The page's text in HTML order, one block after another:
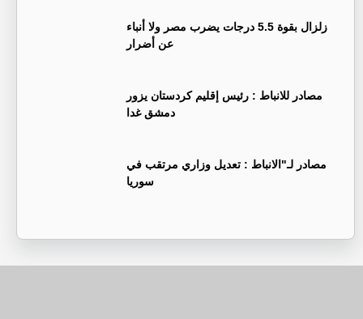
زلزال بقوة 5.5 درجات يضرب مصر ولا أنباء
عن أضرار
‏مصادر للانباط : رئيس إقليم كردستان يزور
دمشق غدا
‏مصادر لـ"الانباط : تعديل وزاري مرتقب في
سوريا